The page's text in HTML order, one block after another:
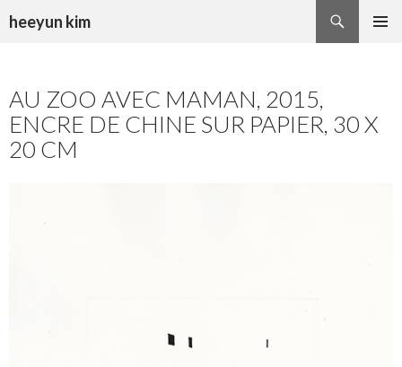
heeyun kim
AU ZOO AVEC MAMAN, 2015,
ENCRE DE CHINE SUR PAPIER, 30 X
20 CM